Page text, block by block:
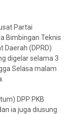
Partai
Bimbingan Teknis
Daerah (DPRD)
digelar selama 3
Selasa malam
DPP PKB
ia juga diusung